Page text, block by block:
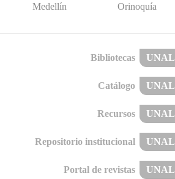
Medellín Orinoquía
Bibliotecas UNAL
Catálogo UNAL
Recursos UNAL
Repositorio institucional UNAL
Portal de revistas UNAL